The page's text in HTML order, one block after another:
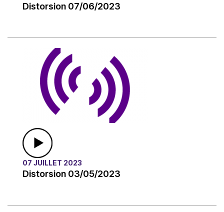
Distorsion 07/06/2023
07 JUILLET 2023
Distorsion 03/05/2023